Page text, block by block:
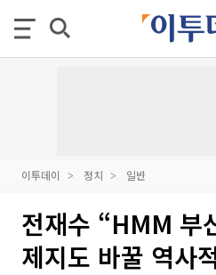
이투데이 정치 일반
전재수 “HMM 부
제지도 바꿀 역사